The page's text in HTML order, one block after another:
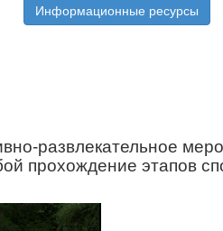
Информационные ресурсы
развлекательное
прохождение этапов